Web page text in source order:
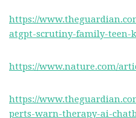
https://
atgpt-scrutiny-family-teen-
https://www.nature.com/
https://
perts-warn-therapy-ai-